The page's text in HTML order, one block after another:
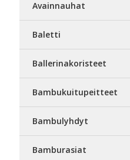
Avainnauhat
Baletti
Ballerinakoristeet
Bambukuitupeitteet
Bambulyhdyt
Bamburasiat